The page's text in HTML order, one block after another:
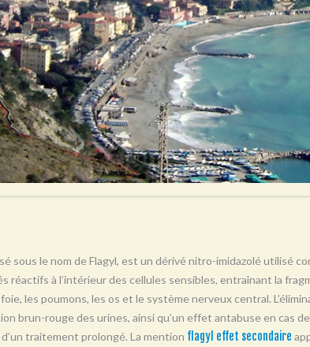
sous le nom de Flagyl, est un dérivé nitro-imidazolé utilisé
réactifs à l’intérieur des cellules sensibles, entraînant la
les poumons, les os et le système nerveux central.
brun-rouge des urines, ainsi qu’un effet antabuse en cas
traitement prolongé. La mention flagyl effet secondaire